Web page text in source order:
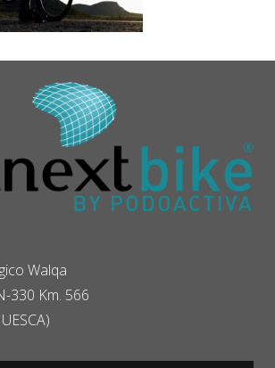
Walqa
330 Km. 566